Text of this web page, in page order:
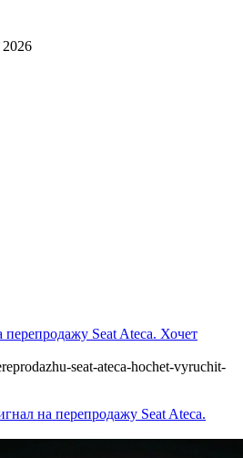
2026
перепродажу Seat Ateca. Хочет
seat-ateca-hochet-vyruchit-
на перепродажу Seat Ateca.